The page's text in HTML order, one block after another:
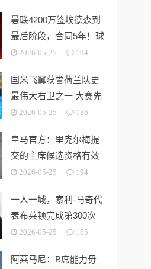
曼联4200万签埃德森到
最后阶段，合同5年！球
员拒绝别队只等红魔
2026-05-25 194
国米飞翼获誉荷兰队史
最伟大右卫之一 大赛先
生能否比肩巴萨传奇
2026-05-25 186
皇马官方：里克尔梅提
交的主席候选资格有效
2026-05-25 194
一人一城，索利-马奇代
表布莱顿完成第300次
出场
2026-05-25 185
阿莱马尼：B席能力毋